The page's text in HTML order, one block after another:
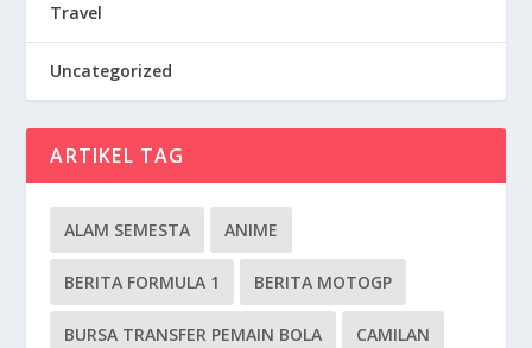
Travel
Uncategorized
ARTIKEL TAG
ALAM SEMESTA ANIME
BERITA FORMULA 1 BERITA MOTOGP
BURSA TRANSFER PEMAIN BOLA CAMILAN